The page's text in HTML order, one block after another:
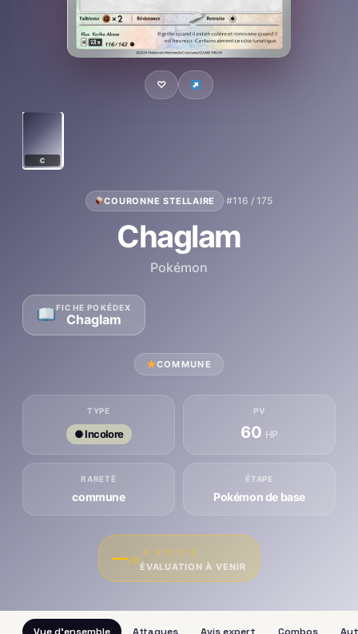
♡
C
COURONNE STELLAIRE ·#116 / 175
Chaglam
Pokémon
FICHE POKÉDEX
Chaglam
COMMUNE
TYPE
● Incolore
PV
60 HP
RARETÉ
commune
ÉTAPE
Pokémon de base
—/10
★ ★ ★ ★ ★
ÉVALUATION À VENIR